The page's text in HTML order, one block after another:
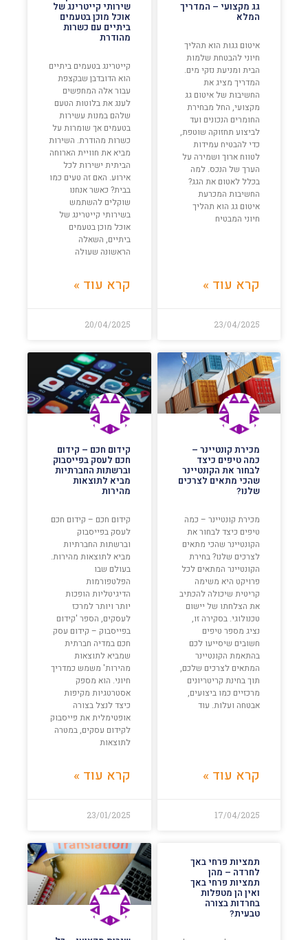
גג מקצועי – המדריך
המלא
איטום גגות הוא תהליך
חיוני להבטחת שלמות
הבית ומניעת נזקי מים.
המדריך מציג את
החשיבות של איטום גג
מקצועי, החל מבחירת
החומרים הנכונים ועד
לביצוע תחזוקה שוטפת,
כדי להבטיח עמידות
לטווח ארוך ושמירה על
הערך של הנכס. למה
בכלל לאטום את הגג?
החשיבות המכרעת
איטום גג הוא תהליך
חיוני המבטיח
קרא עוד »
23/04/2025
שירותי קייטרינג של
אוכל מוכן בטעמים
ביתיים עם כשרות
מהודרת
קייטרינג בטעמים ביתיים
הוא הדובדבן שבקצפת
עבור אלה המחפשים
לענג את בלוטות הטעם
שלהם במנות עשירות
בטעמים אך שומרות על
כשרות מהודרת. השירות
מביא את חוויית הארוחה
הביתית ישירות לכל
אירוע. האם זה טעים כמו
בבית? כאשר אנחנו
שוקלים להשתמש
בשירותי קייטרינג של
אוכל מוכן בטעמים
ביתיים, השאלה
הראשונה שעולה
קרא עוד »
20/04/2025
מכירת קונטיינר –
כמה טיפים כיצד
לבחור את הקונטיינר
שהכי מתאים לצרכים
שלנו?
מכירת קונטיינר – כמה
טיפים כיצד לבחור את
הקונטיינר שהכי מתאים
לצרכים שלנו? בחירת
הקונטיינר המתאים לכל
פרויקט היא משימה
קריטית שיכולה להכתיב
את הצלחתו של יישום
טכנולוגי. בסקירה זו,
נציג מספר טיפים
חשובים שיסייעו לכם
בהתאמת הקונטיינר
המתאים לצרכים שלכם,
תוך בחינת קריטריונים
מרכזיים כמו ביצועים,
אבטחה ועלות. עוד
קרא עוד »
17/04/2025
קידום חכם – קידום
חכם לעסק בפייסבוק
וברשתות החברתיות
מביא לתוצאות
מהירות
קידום חכם – קידום חכם
לעסק בפייסבוק
וברשתות החברתיות
מביא לתוצאות מהירות.
בעולם שבו
הפלטפורמות
הדיגיטליות הופכות
יותר ויותר למרכז
לעסקים, הספר 'קידום
בפייסבוק – קידום עסק
חכם במדיה חברתית
שמביא לתוצאות
מהירות' משמש כמדריך
חיוני. הוא מספק
אסטרטגיות מקיפות
כיצד לנצל בצורה
אופטימלית את פייסבוק
לקידום עסקים, במטרה
לתוצאות
קרא עוד »
23/01/2025
תמציות פרחי באך
לחרדה – מהן
תמציות פרחי באך
ואין הן מטפלות
בחרדות בצורה
טבעית?